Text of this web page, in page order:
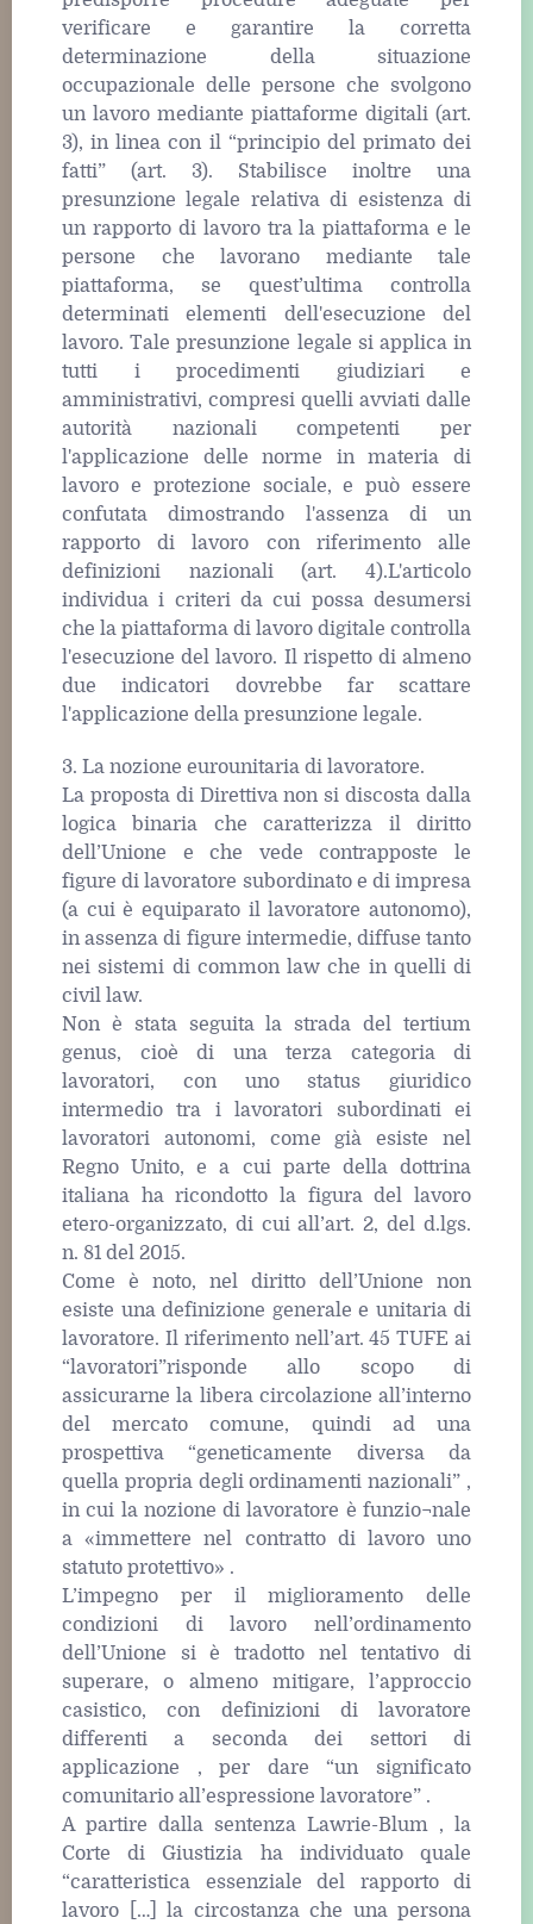
verificare e garantire la corretta
determinazione della situazione
occupazionale delle persone che svolgono
un lavoro mediante piattaforme digitali (art.
3), in linea con il “principio del primato dei
fatti” (art. 3). Stabilisce inoltre una
presunzione legale relativa di esistenza di
un rapporto di lavoro tra la piattaforma e le
persone che lavorano mediante tale
piattaforma, se quest’ultima controlla
determinati elementi dell'esecuzione del
lavoro. Tale presunzione legale si applica in
tutti i procedimenti giudiziari e
amministrativi, compresi quelli avviati dalle
autorità nazionali competenti per
l'applicazione delle norme in materia di
lavoro e protezione sociale, e può essere
confutata dimostrando l'assenza di un
rapporto di lavoro con riferimento alle
definizioni nazionali (art. 4).L'articolo
individua i criteri da cui possa desumersi
che la piattaforma di lavoro digitale controlla
l'esecuzione del lavoro. Il rispetto di almeno
due indicatori dovrebbe far scattare
l'applicazione della presunzione legale.
3. La nozione eurounitaria di lavoratore.
La proposta di Direttiva non si discosta dalla
logica binaria che caratterizza il diritto
dell’Unione e che vede contrapposte le
figure di lavoratore subordinato e di impresa
(a cui è equiparato il lavoratore autonomo),
in assenza di figure intermedie, diffuse tanto
nei sistemi di common law che in quelli di
civil law.
Non è stata seguita la strada del tertium
genus, cioè di una terza categoria di
lavoratori, con uno status giuridico
intermedio tra i lavoratori subordinati ei
lavoratori autonomi, come già esiste nel
Regno Unito, e a cui parte della dottrina
italiana ha ricondotto la figura del lavoro
etero-organizzato, di cui all’art. 2, del d.lgs.
n. 81 del 2015.
Come è noto, nel diritto dell’Unione non
esiste una definizione generale e unitaria di
lavoratore. Il riferimento nell’art. 45 TUFE ai
“lavoratori”risponde allo scopo di
assicurarne la libera circolazione all’interno
del mercato comune, quindi ad una
prospettiva “geneticamente diversa da
quella propria degli ordinamenti nazionali” ,
in cui la nozione di lavoratore è funzio¬nale
a «immettere nel contratto di lavoro uno
statuto protettivo» .
L’impegno per il miglioramento delle
condizioni di lavoro nell’ordinamento
dell’Unione si è tradotto nel tentativo di
superare, o almeno mitigare, l’approccio
casistico, con definizioni di lavoratore
differenti a seconda dei settori di
applicazione , per dare “un significato
comunitario all’espressione lavoratore” .
A partire dalla sentenza Lawrie-Blum , la
Corte di Giustizia ha individuato quale
“caratteristica essenziale del rapporto di
lavoro […] la circostanza che una persona